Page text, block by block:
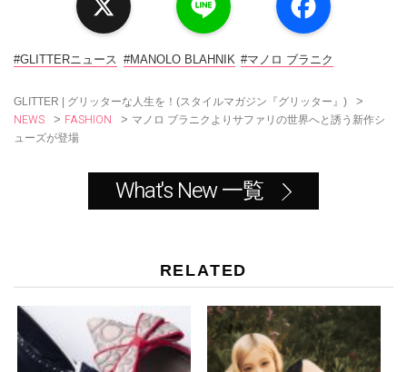
c
o
#GLITTERニュース #MANOLO BLAHNIK #マノロ ブラニク
GLITTER | グリッターな人生を！(スタイルマガジン『グリッター』) >
NEWS > FASHION > マノロ ブラニクよりサファリの世界へと誘う新作シ
ューズが登場
What's New 一覧
RELATED